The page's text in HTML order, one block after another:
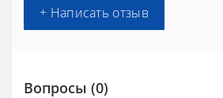
+ Написать отзыв
Вопросы (0)